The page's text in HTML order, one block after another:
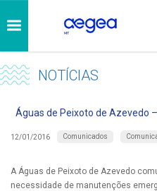
NOTÍCIAS
Águas de Peixoto de Azevedo
12/01/2016 Comunicados
A Águas de Peixoto de Azevedo
necessidade de manutenções